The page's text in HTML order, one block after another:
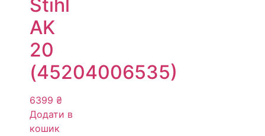
Stihl
AK
20
(45204006535)
6399 ₴
Додати в
кошик